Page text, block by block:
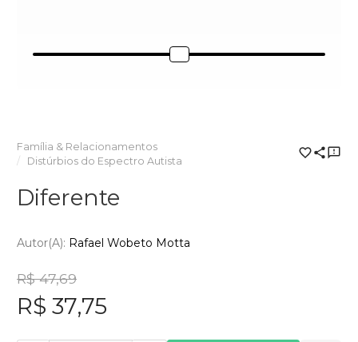
Família & Relacionamentos
Distúrbios do Espectro Autista
Diferente
Autor(a): Rafael Wobeto Motta
R$ 47,69
R$ 37,75